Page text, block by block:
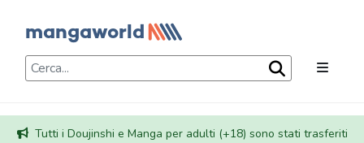
Tutti i Doujinshi e Manga per adulti (+18) sono stati trasferiti